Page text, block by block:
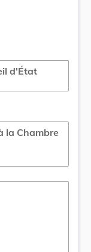
d'État
la Chambre
61.226.pdf dans un